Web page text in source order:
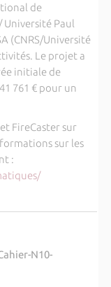
de
Université Paul
(CNRS/Université
Le projet a
initiale de
761 € pour un
FireCaster sur
sur les
:
N10-